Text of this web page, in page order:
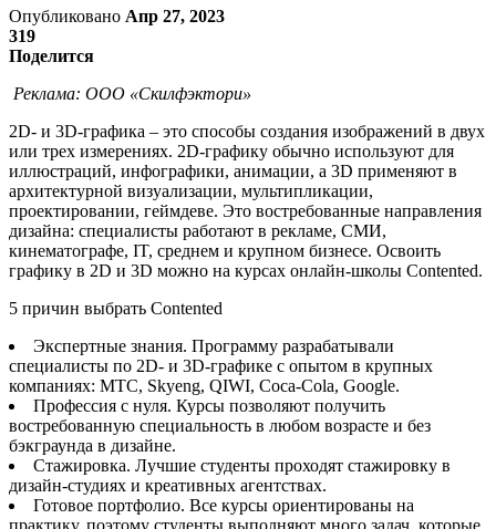
Опубликовано Апр 27, 2023
319
Поделится
Реклама: ООО «Скилфэктори»
2D- и 3D-графика – это способы создания изображений в двух
или трех измерениях. 2D-графику обычно используют для
иллюстраций, инфографики, анимации, а 3D применяют в
архитектурной визуализации, мультипликации,
проектировании, геймдеве. Это востребованные направления
дизайна: специалисты работают в рекламе, СМИ,
кинематографе, IT, среднем и крупном бизнесе. Освоить
графику в 2D и 3D можно на курсах онлайн-школы Contented.
5 причин выбрать Contented
Экспертные знания. Программу разрабатывали
специалисты по 2D- и 3D-графике с опытом в крупных
компаниях: МТС, Skyeng, QIWI, Coca-Cola, Google.
Профессия с нуля. Курсы позволяют получить
востребованную специальность в любом возрасте и без
бэкграунда в дизайне.
Стажировка. Лучшие студенты проходят стажировку в
дизайн-студиях и креативных агентствах.
Готовое портфолио. Все курсы ориентированы на
практику, поэтому студенты выполняют много задач, которые